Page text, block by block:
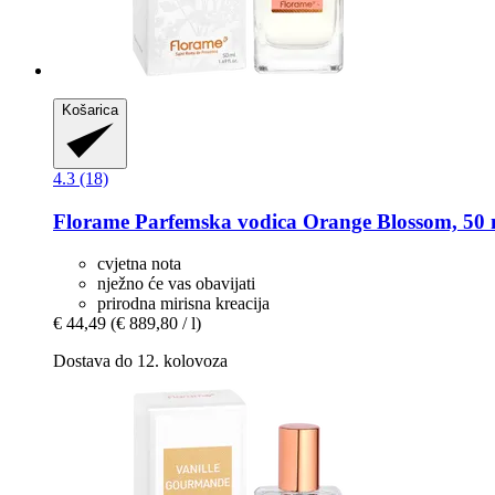
Košarica
4.3 (18)
Florame Parfemska vodica Orange Blossom, 50
cvjetna nota
nježno će vas obavijati
prirodna mirisna kreacija
€ 44,49 (€ 889,80 / l)
Dostava do 12. kolovoza